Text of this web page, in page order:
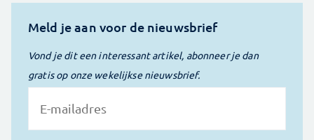
Meld je aan voor de nieuwsbrief
Vond je dit een interessant artikel, abonneer je dan
gratis op onze wekelijkse nieuwsbrief.